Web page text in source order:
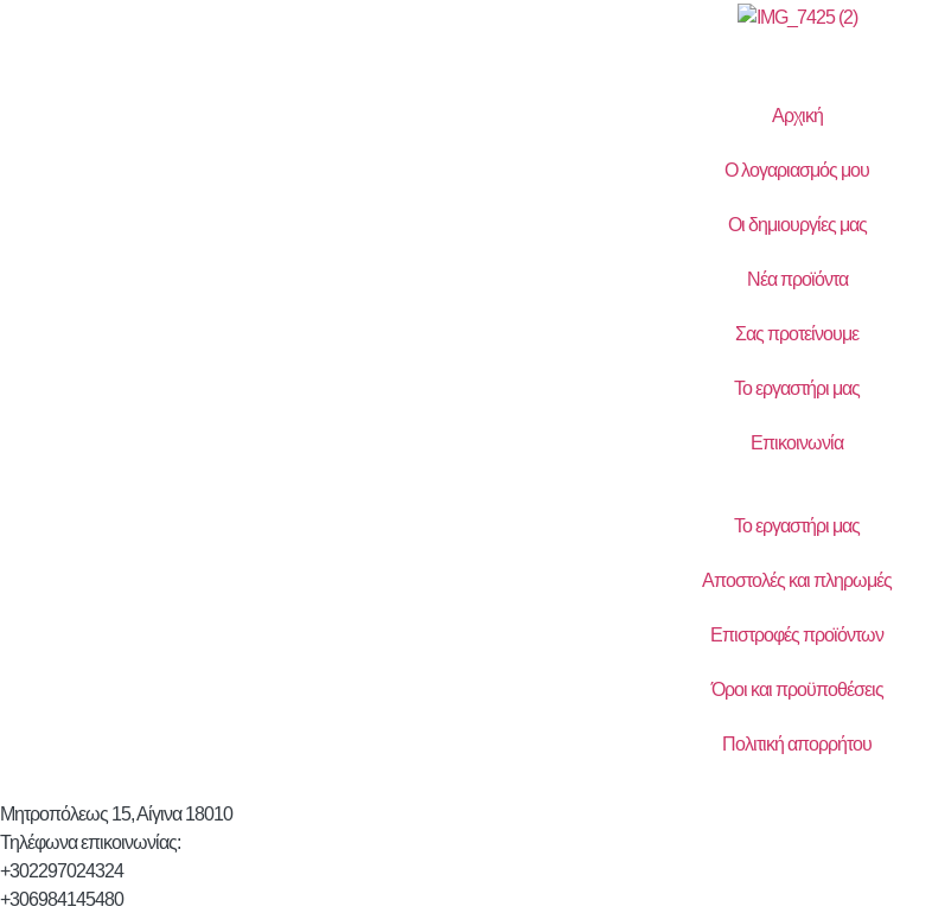
Αρχική
Ο λογαριασμός μου
Οι δημιουργίες μας
Νέα προϊόντα
Σας προτείνουμε
Το εργαστήρι μας
Επικοινωνία
Το εργαστήρι μας
Αποστολές και πληρωμές
Επιστροφές προϊόντων
Όροι και προϋποθέσεις
Πολιτική απορρήτου
Μητροπόλεως 15, Αίγινα 18010
Τηλέφωνα επικοινωνίας:
+302297024324
+306984145480